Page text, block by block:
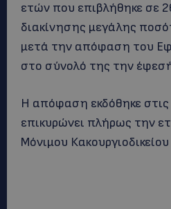
ετών που επιβλήθηκε σε
διακίνησης μεγάλης
μετά την απόφαση του
στο σύνολό της την
Η απόφαση εκδόθηκε στις
επικυρώνει πλήρως την
Μόνιμου